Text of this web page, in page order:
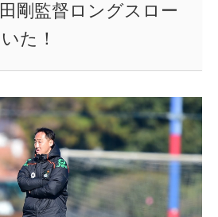
剛監督ロングスロー
た！